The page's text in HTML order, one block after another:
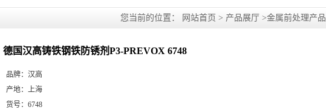
您当前的位置： 网站首页 > 产品展厅 >金属前处理产品
德国汉高铸铁钢铁防锈剂P3-PREVOX 6748
品牌： 汉高
产地： 上海
货号： 6748